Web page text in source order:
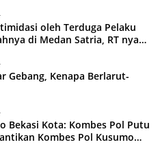
oleh Terduga Pelaku
di Medan Satria, RT nya
Gebang, Kenapa Berlarut-
Bekasi Kota: Kombes Pol Putu
Kombes Pol Kusumo